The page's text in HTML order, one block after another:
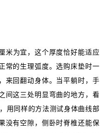
米为宜，这个厚度恰好能适应
常的生理弧度。选购床垫时一
来回翻动身体。当平躺时，手
间这三处明显弯曲的地方，看
用同样的方法测试身体曲线部
没有空隙，侧卧时脊椎还能保